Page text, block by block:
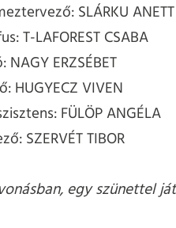
SLÁRKU ANETT
T-LAFOREST CSABA
NAGY ERZSÉBET
HUGYECZ VIVEN
FÜLÖP ANGÉLA
SZERVÉT TIBOR
egy szünettel